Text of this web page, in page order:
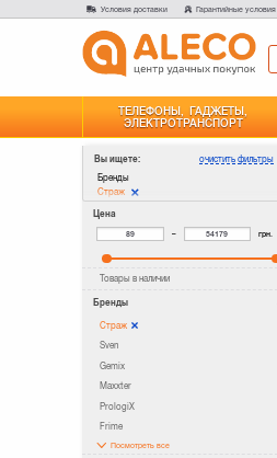
Условия доставки Гарантийные условия
ТЕЛЕФОНЫ, ГАДЖЕТЫ,
ЭЛЕКТРОТРАНСПОРТ
Вы ищете:
Бренды
Страж
очистить фильтры
Цена
– грн.
Товары в наличии
Бренды
Страж
Sven
Gemix
Maxxter
PrologiX
Frime
Посмотреть все